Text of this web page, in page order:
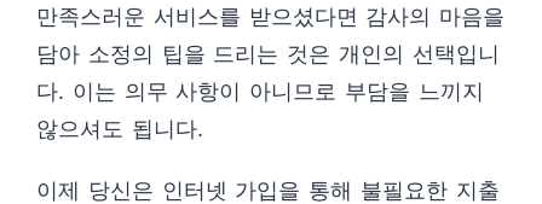
만족스러운 서비스를 받으셨다면 감사의 마음을
담아 소정의 팁을 드리는 것은 개인의 선택입니
다. 이는 의무 사항이 아니므로 부담을 느끼지
않으셔도 됩니다.
이제 당신은 인터넷 가입을 통해 불필요한 지출